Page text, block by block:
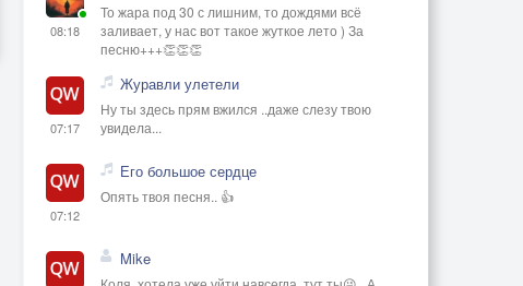
08:18
То жара под 30 с лишним, то дождями всё
заливает, у нас вот такое жуткое лето ) За
песню+++👏👏👏
07:17
Журавли улетели
Ну ты здесь прям вжился ..даже слезу твою
увидела...
07:12
Его большое сердце
Опять твоя песня.. 👍
Mike